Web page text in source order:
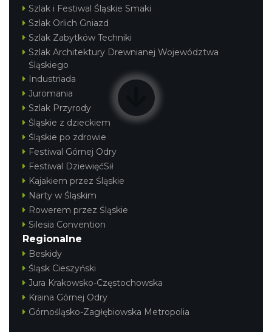
Szlak i Festiwal Śląskie Smaki
Szlak Orlich Gniazd
Szlak Zabytków Techniki
Szlak Architektury Drewnianej Województwa
Śląskiego
Industriada
Juromania
Szlak Przyrody
Śląskie z dzieckiem
Śląskie po zdrowie
Festiwal Górnej Odry
Festiwal DziewięćSił
Kajakiem przez Śląskie
Narty w Śląskim
Rowerem przez Śląskie
Silesia Convention
Regionalne
Beskidy
Śląsk Cieszyński
Jura Krakowsko-Częstochowska
Kraina Górnej Odry
Górnośląsko-Zagłębiowska Metropolia